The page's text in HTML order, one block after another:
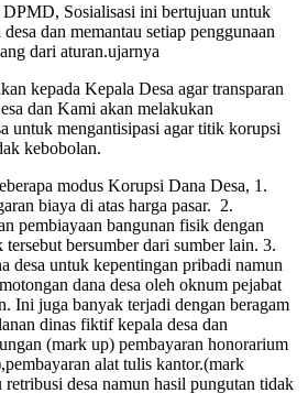
Sosialisasi ini bertujuan untuk
dan memantau setiap penggunaan
dari aturan.ujarnya
kepada Kepala Desa agar transparan
dan Kami akan melakukan
untuk mengantisipasi agar titik korupsi
kebobolan.
modus Korupsi Dana Desa, 1.
biaya di atas harga pasar. 2.
pembiayaan bangunan fisik dengan
tersebut bersumber dari sumber lain. 3.
desa untuk kepentingan pribadi namun
dana desa oleh oknum pejabat
Ini juga banyak terjadi dengan beragam
dinas fiktif kepala desa dan
(mark up) pembayaran honorarium
alat tulis kantor.(mark
desa namun hasil pungutan tidak